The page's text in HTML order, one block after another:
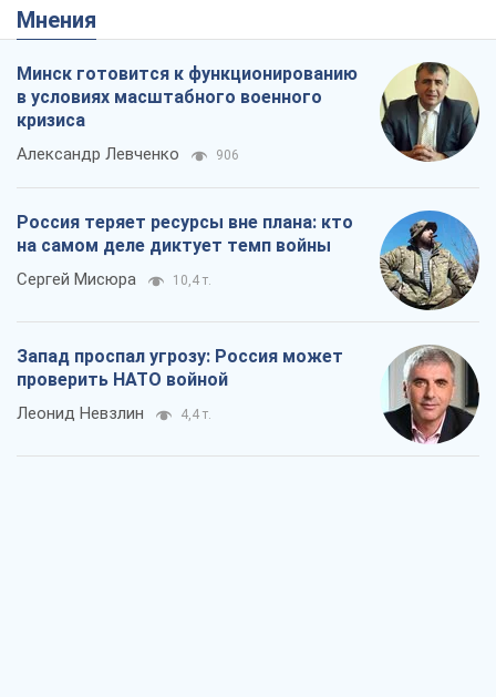
Мнения
Минск готовится к функционированию
в условиях масштабного военного
кризиса
Александр Левченко 906
Россия теряет ресурсы вне плана: кто
на самом деле диктует темп войны
Сергей Мисюра 10,4 т.
Запад проспал угрозу: Россия может
проверить НАТО войной
Леонид Невзлин 4,4 т.